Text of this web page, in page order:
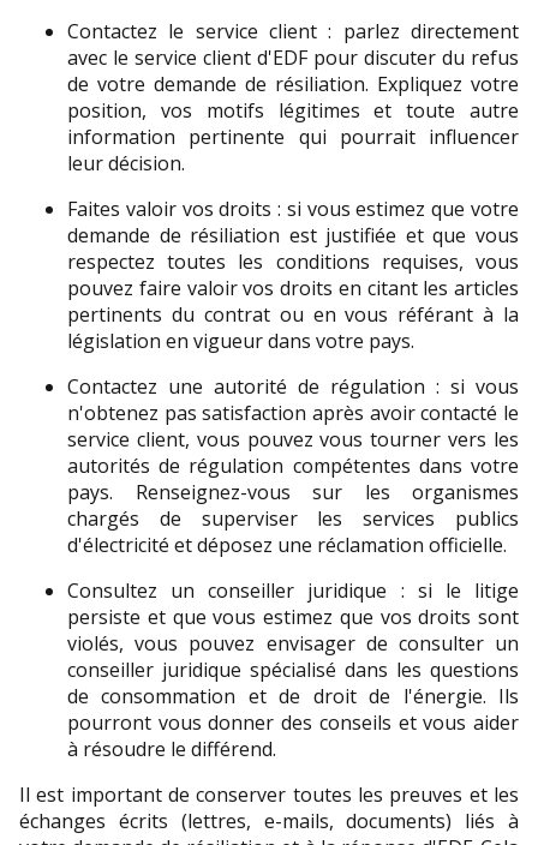
Contactez le service client : parlez directement
avec le service client d'EDF pour discuter du refus
de votre demande de résiliation. Expliquez votre
position, vos motifs légitimes et toute autre
information pertinente qui pourrait influencer
leur décision.
Faites valoir vos droits : si vous estimez que votre
demande de résiliation est justifiée et que vous
respectez toutes les conditions requises, vous
pouvez faire valoir vos droits en citant les articles
pertinents du contrat ou en vous référant à la
législation en vigueur dans votre pays.
Contactez une autorité de régulation : si vous
n'obtenez pas satisfaction après avoir contacté le
service client, vous pouvez vous tourner vers les
autorités de régulation compétentes dans votre
pays. Renseignez-vous sur les organismes
chargés de superviser les services publics
d'électricité et déposez une réclamation officielle.
Consultez un conseiller juridique : si le litige
persiste et que vous estimez que vos droits sont
violés, vous pouvez envisager de consulter un
conseiller juridique spécialisé dans les questions
de consommation et de droit de l'énergie. Ils
pourront vous donner des conseils et vous aider
à résoudre le différend.
Il est important de conserver toutes les preuves et les
échanges écrits (lettres, e-mails, documents) liés à